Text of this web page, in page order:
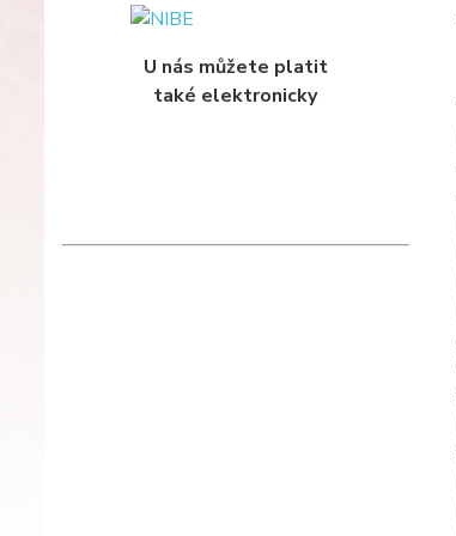
U nás můžete platit
také elektronicky